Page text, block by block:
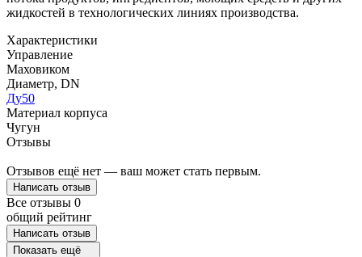
жидкостей в технологических линиях производства.
Характеристики
Управление
Маховиком
Диаметр, DN
Ду50
Материал корпуса
Чугун
Отзывы
Отзывов ещё нет — ваш может стать первым.
Написать отзыв
Все отзывы 0
общий рейтинг
Написать отзыв
Показать ещё